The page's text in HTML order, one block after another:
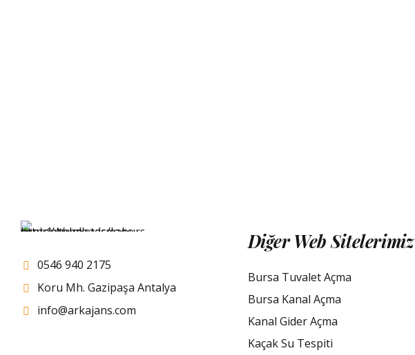
0546 940 2175
Koru Mh. Gazipaşa Antalya
info@arkajans.com
Diğer Web Sitelerimiz
Bursa Tuvalet Açma
Bursa Kanal Açma
Kanal Gider Açma
Kaçak Su Tespiti